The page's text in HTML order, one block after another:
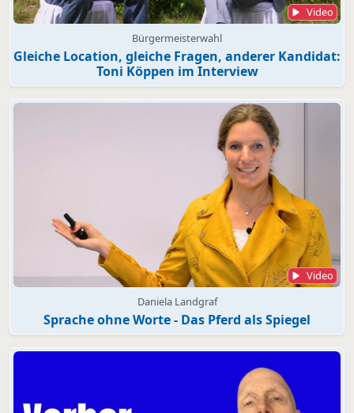
Video
Bürgermeisterwahl
Gleiche Location, gleiche Fragen, anderer Kandidat:
Toni Köppen im Interview
Video
Daniela Landgraf
Sprache ohne Worte - Das Pferd als Spiegel